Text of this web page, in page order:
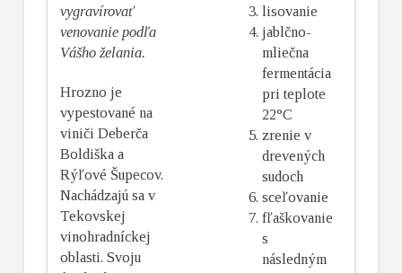
vygravírovať
venovanie podľa
Vášho želania.
Hrozno je
vypestované na
viniči Deberča
Boldiška a
Rýľové Šupecov.
Nachádzajú sa v
Tekovskej
vinohradníckej
oblasti. Svoju
lisovanie
jablčno-
mliečna
fermentácia
pri teplote
22°C
zrenie v
drevených
sudoch
sceľovanie
fľaškovanie
s
následným